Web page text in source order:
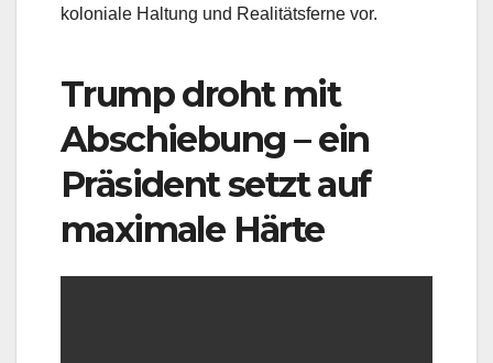
koloniale Haltung und Realitätsferne vor.
Trump droht mit
Abschiebung – ein
Präsident setzt auf
maximale Härte